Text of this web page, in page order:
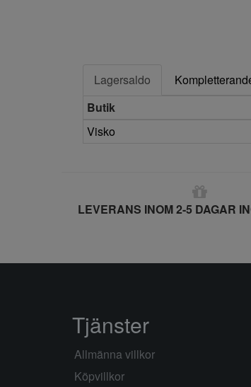
Lagersaldo
Butik
Visko
LEVERANS INOM 2-5 DAGAR
Tjänster
Allmänna villkor
Köpvillkor